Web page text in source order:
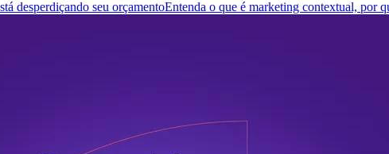
desperdiçando seu orçamentoEntenda o que é marketing contextual, por